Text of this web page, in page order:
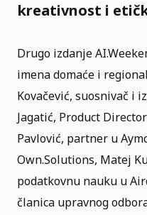
kreativnost i
Drugo izdanje
imena domaće i
Kovačević, suosnivač i
Jagatić, Product
Pavlović, partner u
Own.Solutions, Matej
podatkovnu nauku u
članica upravnog